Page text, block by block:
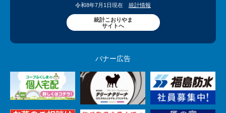
令和8年7月1日現在 統計情報
統計こおりやま
サイトへ
バナー広告